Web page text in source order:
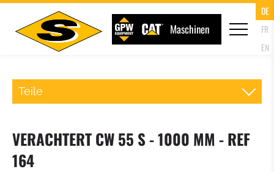
Maschinen
DE
FR
EN
Teile
PALETTENGABEL
VERACHTERT CW 55 S - 1000 MM - REF
164